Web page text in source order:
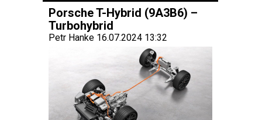
Porsche T-Hybrid (9A3B6) –
Turbohybrid
Petr Hanke 16.07.2024 13:32